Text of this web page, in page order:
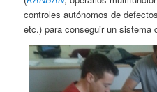
controles autónomos de
etc.) para conseguir un sistema